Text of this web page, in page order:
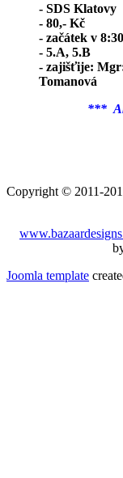
- SDS Klatovy
- 80,- Kč
- začátek v
- 5.A, 5.B
- zajišťije:
Tomanová
***
Copyright © 2011-
Joomla template